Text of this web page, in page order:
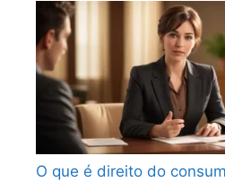
O que é direito do